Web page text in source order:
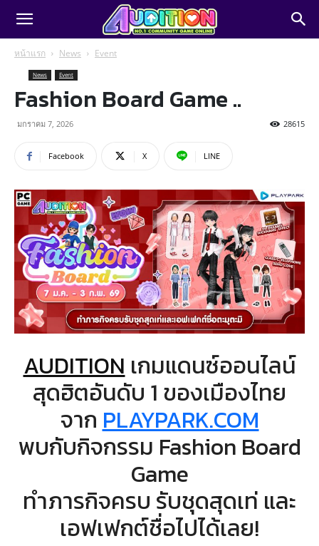
หน้าแรก News Event
News Event
Fashion Board Game ..
มกราคม 7, 2026 28615
Facebook X LINE
AUDITIONเกมแดนซ์ออนไลน์
สุดฮิตอันดับ 1 ของเมืองไทย
จากPLAYPARK.COM
พบกับกิจกรรม Fashion Board
Game
ทำภารกิจครบ รับชุดสุดเท่ และ
เอฟเฟกต์ชื่อไปได้เลย!